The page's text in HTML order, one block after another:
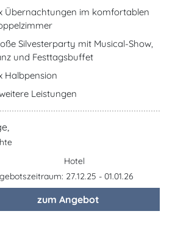
Übernachtungen im komfortablen
Silvesterparty mit Musical-Show,
und Festtagsbuffet
Halbpension
Leistungen
Hotel
27.12.25 - 01.01.26
zum Angebot